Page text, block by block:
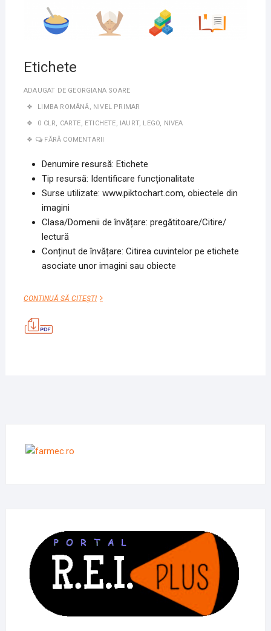
Etichete
ADAUGAT DE GEORGIANA SOARE
LIMBA ROMÂNĂ, NIVEL PRIMAR
0 CLR, CARTE, ETICHETE, IAURT, LEGO, NIVEA
FĂRĂ COMENTARII
Denumire resursă: Etichete
Tip resursă: Identificare funcționalitate
Surse utilizate: www.piktochart.com, obiectele din
imagini
Clasa/Domenii de învățare: pregătitoare/Citire/
lectură
Conținut de învățare: Citirea cuvintelor pe etichete
asociate unor imagini sau obiecte
CONTINUĂ SĂ CITEȘTIETICHETE